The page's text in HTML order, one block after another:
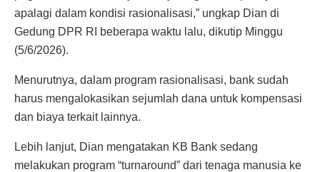
apalagi dalam kondisi rasionalisasi,” ungkap Dian di
Gedung DPR RI beberapa waktu lalu, dikutip Minggu
(5/6/2026).
Menurutnya, dalam program rasionalisasi, bank sudah
harus mengalokasikan sejumlah dana untuk kompensasi
dan biaya terkait lainnya.
Lebih lanjut, Dian mengatakan KB Bank sedang
melakukan program “turnaround” dari tenaga manusia ke